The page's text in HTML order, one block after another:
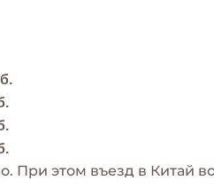
При этом въезд в Китай